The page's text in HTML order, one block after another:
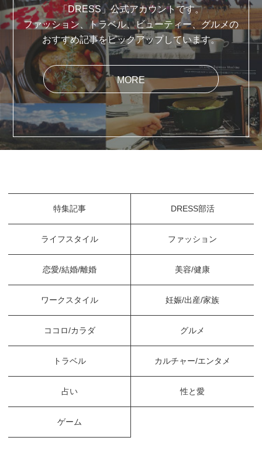
「DRESS」公式アカウントです。
ファッション、トラベル、ビューティー、グルメの
おすすめ記事をピックアップしています。
MORE
特集記事 DRESS部活
ライフスタイル ファッション
恋愛/結婚/離婚 美容/健康
ワークスタイル 妊娠/出産/家族
ココロ/カラダ グルメ
トラベル カルチャー/エンタメ
占い 性と愛
ゲーム